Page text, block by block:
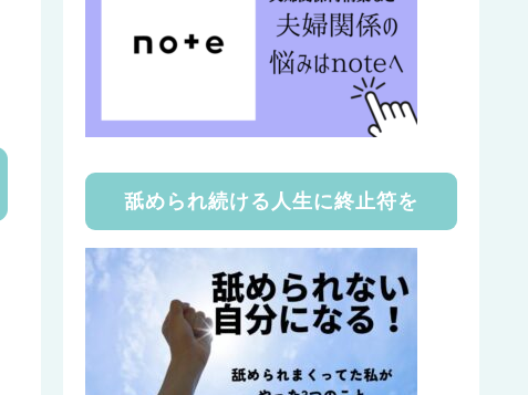
舐められ続ける人生に終止符を